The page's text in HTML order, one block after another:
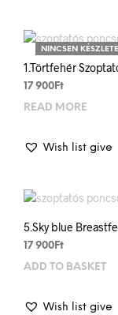
NINCSEN
1.Törtfehér
17 900 Ft
READ MORE
Wish list give
5.Sky blue
17 900 Ft
ADD TO BASKET
Wish list give